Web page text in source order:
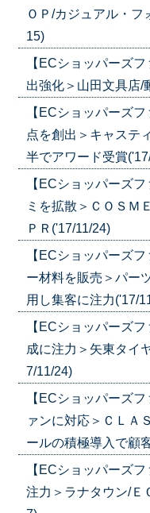
ＯＰ/カジュアル・フ
15)
【ECショッパーズ
出強化＞山田文具店/
【ECショッパーズ
点を創出＞キャステ
半でアワード受賞
【ECショッパーズ
ミを拡散＞ＣＯＳＭ
ＰＲ('17/11/24)
【ECショッパーズ
ー材料を販売＞パー
用し集客に注力('17/
【ECショッパーズ
成に注力＞矢東タイ
7/11/24)
【ECショッパーズ
ァンに対応＞ＣＬＡ
ールの積極導入で顧
【ECショッパーズ
注力＞ラナタウン/Ｅ